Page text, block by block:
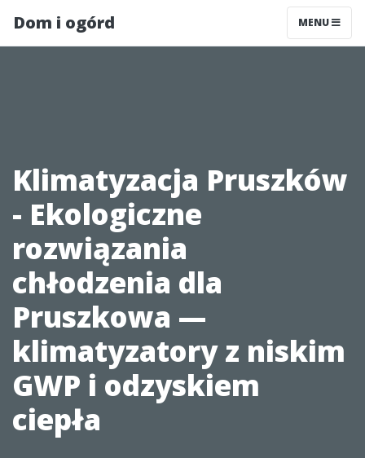
Dom i ogórd MENU
Klimatyzacja Pruszków
- Ekologiczne
rozwiązania
chłodzenia dla
Pruszkowa —
klimatyzatory z niskim
GWP i odzyskiem
ciepła